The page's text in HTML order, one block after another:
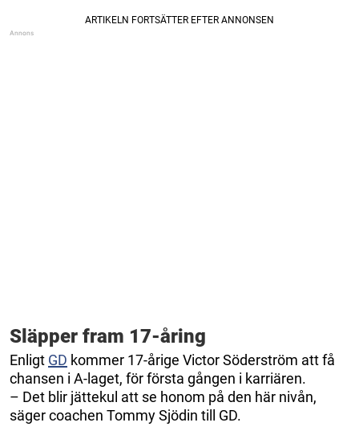
Släpper fram 17-åring
Enligt GD kommer 17-årige Victor Söderström att få
chansen i A-laget, för första gången i karriären.
– Det blir jättekul att se honom på den här nivån,
säger coachen Tommy Sjödin till GD.